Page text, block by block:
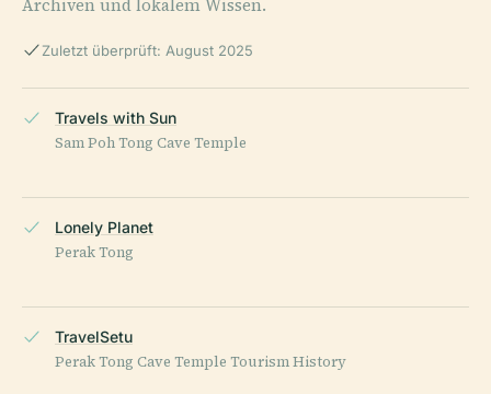
Archiven und lokalem Wissen.
Zuletzt überprüft: August 2025
Travels with Sun
Sam Poh Tong Cave Temple
Lonely Planet
Perak Tong
TravelSetu
Perak Tong Cave Temple Tourism History